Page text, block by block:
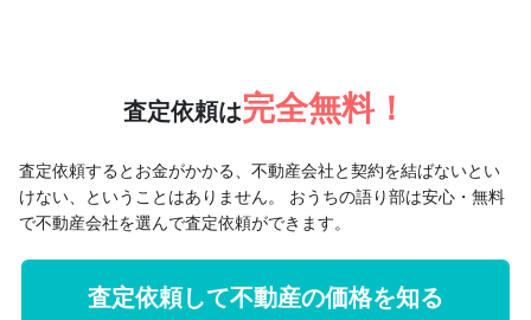
査定依頼は完全無料！
査定依頼するとお金がかかる、不動産会社と契約を結ばないとい
けない、ということはありません。 おうちの語り部は安心・無料
で不動産会社を選んで査定依頼ができます。
査定依頼して不動産の価格を知る